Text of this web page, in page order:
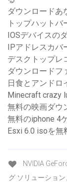
ダウンロードあ
トップハット
IOSデバイスの
IPアドレスカ
デスクトップレ
ダウンロードフ
日食とアンドロ
Minecraft crazy
無料の映画ダウ
無料のiphone 4
Esxi 6.0 isoを無
NVIDIA
グ ソリューショ